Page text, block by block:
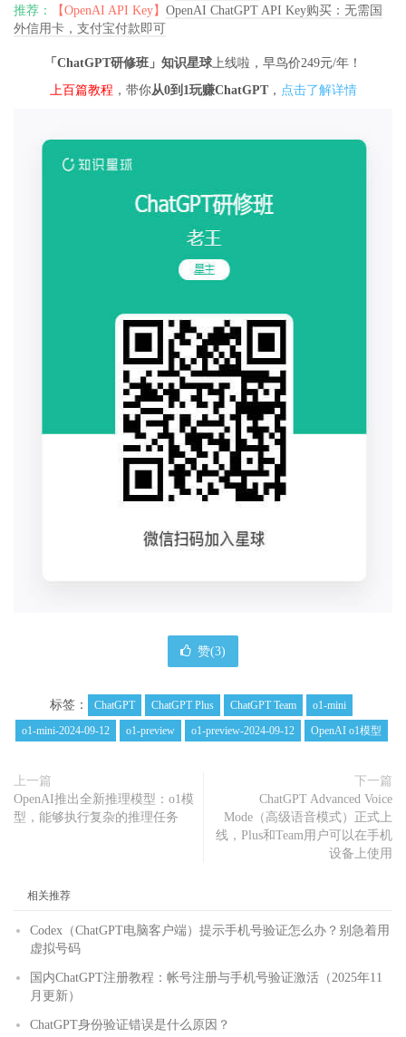
推荐：
【OpenAI API Key】 OpenAI ChatGPT API Key购买：无需国
外信用卡，支付宝付款即可
「ChatGPT研修班」知识星球 上线啦，早鸟价249元/年！
上百篇教程 ，带你从0到1玩赚ChatGPT， 点击了解详情
赞(3)
标签： ChatGPT ChatGPT Plus ChatGPT Team
o1-mini
o1-mini-2024-09-12
o1-preview o1-preview-2024-09-12 OpenAI o1模型
上一篇
OpenAI推出全新推理模型：o1模
型，能够执行复杂的推理任务
下一篇
ChatGPT Advanced Voice
Mode（高级语音模式）正式上
线，Plus和Team用户可以在手机
设备上使用
相关推荐
Codex（ChatGPT电脑客户端）提示手机号验证怎么办？别急着用
虚拟号码
国内ChatGPT注册教程：帐号注册与手机号验证激活（2025年11
月更新）
ChatGPT身份验证错误是什么原因？